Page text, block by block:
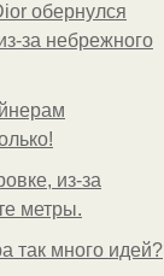
обернулся
за небрежного
из-за
метры.
так много идей?